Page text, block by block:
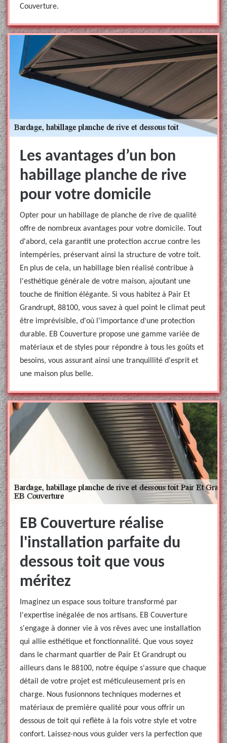
Couverture.
Les avantages d’un bon
habillage planche de rive
pour votre domicile
Opter pour un habillage de planche de rive de qualité
offre de nombreux avantages pour votre domicile. Tout
d'abord, cela garantit une protection accrue contre les
intempéries, préservant ainsi la structure de votre toit.
En plus de cela, un habillage bien réalisé contribue à
l'esthétique générale de votre maison, ajoutant une
touche de finition élégante. Si vous habitez à Pair Et
Grandrupt, 88100, vous savez à quel point le climat peut
être imprévisible, d'où l'importance d'une protection
durable. EB Couverture propose une gamme variée de
matériaux et de styles pour répondre à tous les goûts et
besoins, vous assurant ainsi une tranquillité d'esprit et
une maison plus belle.
EB Couverture réalise
l'installation parfaite du
dessous toit que vous
méritez
Imaginez un espace sous toiture transformé par
l'expertise inégalée de nos artisans. EB Couverture
s'engage à donner vie à vos rêves avec une installation
qui allie esthétique et fonctionnalité. Que vous soyez
dans le charmant quartier de Pair Et Grandrupt ou
ailleurs dans le 88100, notre équipe s'assure que chaque
détail de votre projet est méticuleusement pris en
charge. Nous fusionnons techniques modernes et
matériaux de première qualité pour vous offrir un
dessous de toit qui reflète à la fois votre style et votre
confort. Laissez-nous vous guider vers la perfection que